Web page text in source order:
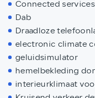
Connected services
Dab
Draadloze
electronic climate
geluidsimulator
hemelbekleding
interieurklimaat